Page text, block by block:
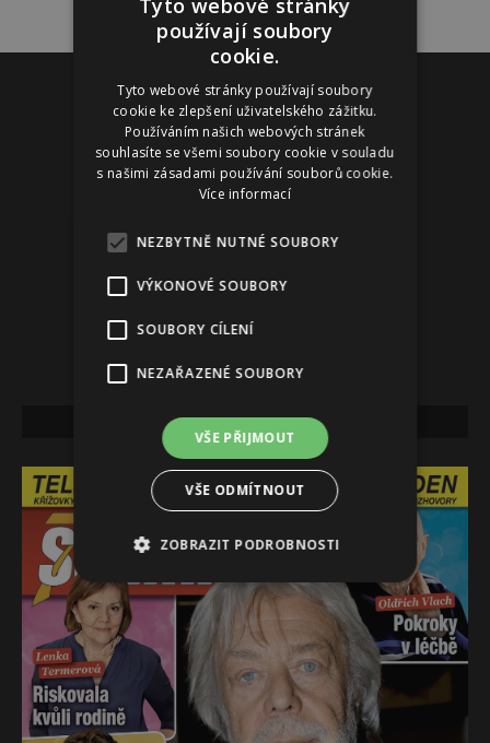
NEJNOVĚJŠÍ VYDÁNÍ
Tyto webové stránky
používají soubory
cookie.
Tyto webové stránky používají soubory
cookie ke zlepšení uživatelského zážitku.
Používáním našich webových stránek
souhlasíte se všemi soubory cookie v souladu
s našimi zásadami používání souborů cookie.
Více informací
NEZBYTNĚ NUTNÉ SOUBORY
VÝKONOVÉ SOUBORY
SOUBORY CÍLENÍ
NEZAŘAZENÉ SOUBORY
VŠE PŘIJMOUT
VŠE ODMÍTNOUT
ZOBRAZIT PODROBNOSTI